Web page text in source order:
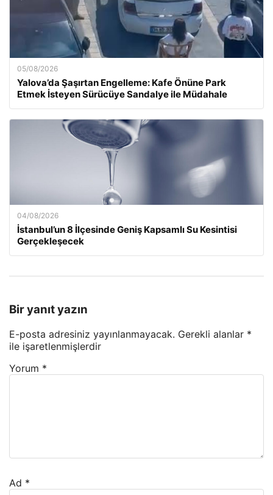
05/08/2026
Yalova’da Şaşırtan Engelleme: Kafe Önüne Park
Etmek İsteyen Sürücüye Sandalye ile Müdahale
04/08/2026
İstanbul’un 8 İlçesinde Geniş Kapsamlı Su Kesintisi
Gerçekleşecek
Bir yanıt yazın
E-posta adresiniz yayınlanmayacak. Gerekli alanlar *
ile işaretlenmişlerdir
Yorum *
Ad *